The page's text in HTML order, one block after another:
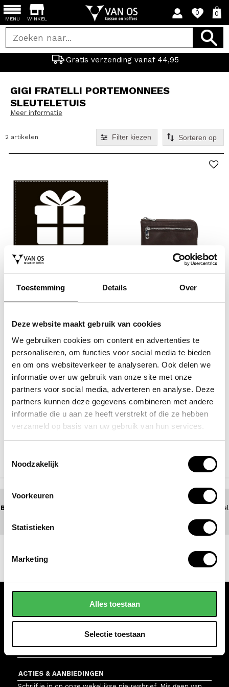
Toestemming Details Over
Deze website maakt gebruik van cookies
We gebruiken cookies om content en advertenties te
personaliseren, om functies voor social media te bieden
en om ons websiteverkeer te analyseren. Ook delen we
informatie over uw gebruik van onze site met onze
partners voor social media, adverteren en analyse. Deze
partners kunnen deze gegevens combineren met andere
informatie die u aan ze heeft verstrekt of die ze hebben
verzameld op basis van uw gebruik van hun services.
Noodzakelijk
Voorkeuren
Statistieken
Marketing
Alles toestaan
Selectie toestaan
WINKEL
0 0
Gratis verzending vanaf 44,95
MENU
GIGI FRATELLI PORTEMONNEES
SLEUTELETUIS
Meer informatie
2 artikelen Filter kiezen
GIGI FRATELLI
sleuteletui / sleutelhouder /
sleuteltasje dames met rits
leer limited edition
15,00
GIGI FRATELLI
sleuteletui / sleutelhouder /
sleuteltasje dames met rits
leer limited edition
NAAR BOVEN
BEL 0172 - 447 517
(5 dagen per week bereikbaar) of zoek een winkel
ACTIES & AANBIEDINGEN